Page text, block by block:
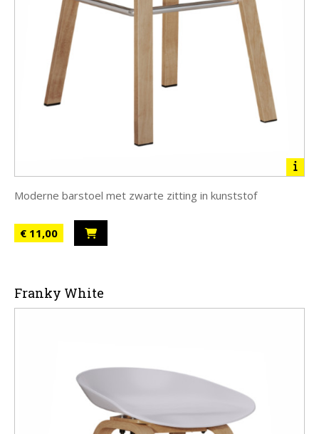
Moderne barstoel met zwarte zitting in kunststof
€ 11,00
Franky White